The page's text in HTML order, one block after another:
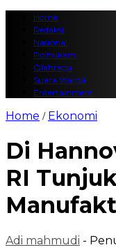
Home
Redaksi
Nasional
Polhukam
Olahraga
Suara Warga
Entertainment
Home / Ekonomi
Di
RI
Adi mahmudi -